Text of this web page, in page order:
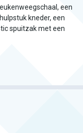
een
kneder, een
spuitzak met een